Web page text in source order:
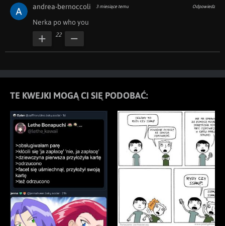
andrea-bernoccoli 3 miesiące temu Odpowiedz
Nerka po who you
22
TE KWEJKI MOGĄ CI SIĘ PODOBAĆ: